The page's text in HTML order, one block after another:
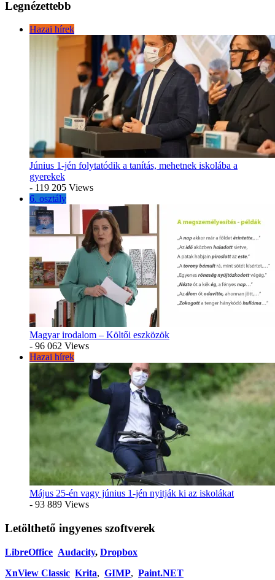
Legnézettebb
Hazai hírek
Június 1-jén folytatódik a tanítás, mehetnek iskolába a
gyerekek
- 119 205 Views
6. osztály
Magyar irodalom – Költői eszközök
- 96 062 Views
Hazai hírek
Május 25-én vagy június 1-jén nyitják ki az iskolákat
- 93 889 Views
Letölthető ingyenes szoftverek
LibreOffice Audacity, Dropbox
XnView Classic Krita, GIMP, Paint.NET